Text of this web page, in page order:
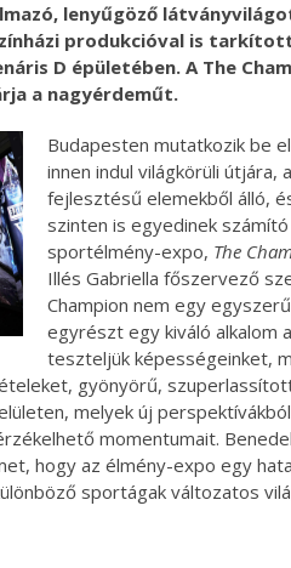
lenyűgöző
produkcióval is
D épületében. A The
a nagyérdeműt.
Budapesten mutatkozik be
innen indul világkörüli útjára,
fejlesztésű elemekből álló,
szinten is egyedinek
sportélmény-expo, The
Illés Gabriella főszervező
Champion nem egy
egyrészt egy kiváló alkalom
teszteljük képességeinket,
gyönyörű,
melyek új
momentumait.
hogy az élmény-expo egy
sportágak változatos